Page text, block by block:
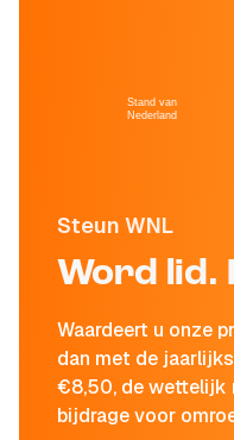
Steun WNL
Word lid.
Waardeert u onze
dan met de
€8,50, de wettelijk
bijdrage voor
Stand van
Nederland